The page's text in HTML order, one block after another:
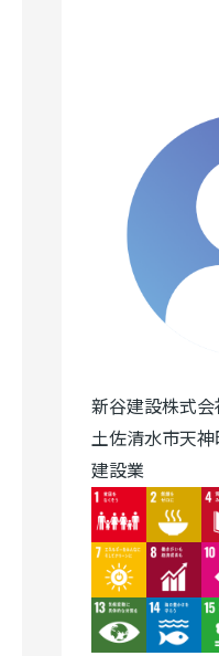
新谷建設株式会
土佐清水市天
建設業
Image
Image
Image Image
Image Image